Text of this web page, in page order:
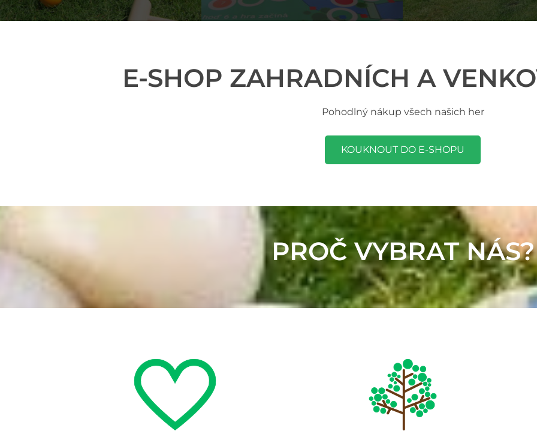
E-SHOP ZAHRADNÍCH A
Pohodlný nákup všech našich her
KOUKNOUT DO E-SHOPU
PROČ VYBRAT NÁS?